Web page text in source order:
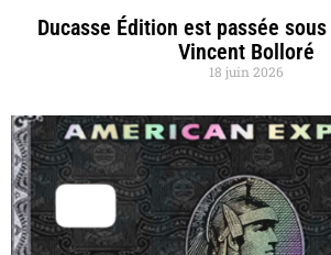
Ducasse Édition est passée
Vincent Bolloré
18 juin 2026